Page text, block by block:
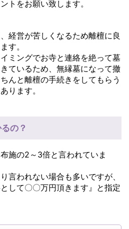
トをお願い致します。
経営が苦しくなるため離檀に良
す。
ミングでお寺と連絡を絶って墓
ているため、無縁墓になって撤
んと離檀の手続きをしてもらう
ります。
の？
施の2～3倍と言われていま
言われない場合も多いですが、
して〇〇万円頂きます』と指定